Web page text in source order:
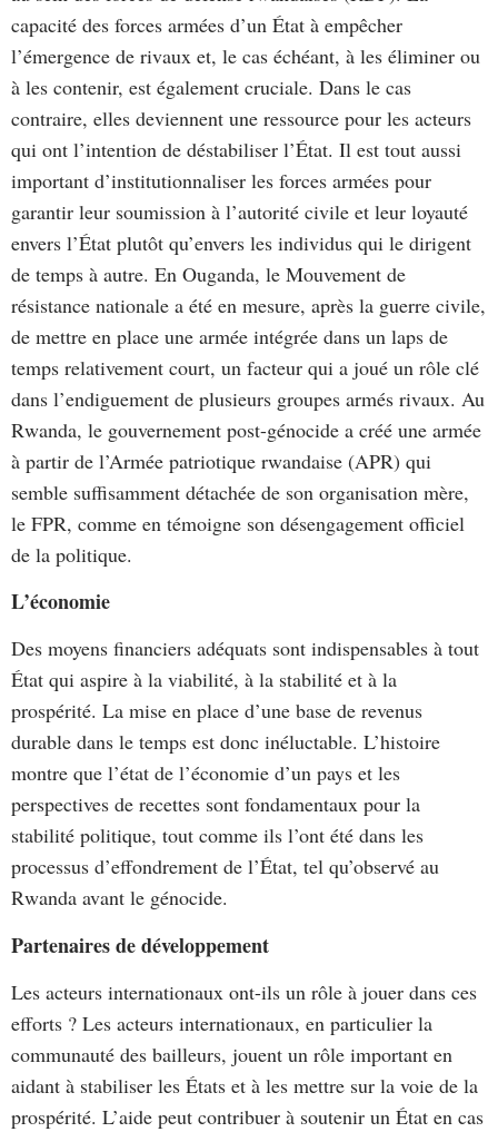
capacité des forces armées d’un État à empêcher
l’émergence de rivaux et, le cas échéant, à les éliminer ou
à les contenir, est également cruciale. Dans le cas
contraire, elles deviennent une ressource pour les acteurs
qui ont l’intention de déstabiliser l’État. Il est tout aussi
important d’institutionnaliser les forces armées pour
garantir leur soumission à l’autorité civile et leur loyauté
envers l’État plutôt qu’envers les individus qui le dirigent
de temps à autre. En Ouganda, le Mouvement de
résistance nationale a été en mesure, après la guerre civile,
de mettre en place une armée intégrée dans un laps de
temps relativement court, un facteur qui a joué un rôle clé
dans l’endiguement de plusieurs groupes armés rivaux. Au
Rwanda, le gouvernement post-génocide a créé une armée
à partir de l’Armée patriotique rwandaise (APR) qui
semble suffisamment détachée de son organisation mère,
le FPR, comme en témoigne son désengagement officiel
de la politique.
L’économie
Des moyens financiers adéquats sont indispensables à tout
État qui aspire à la viabilité, à la stabilité et à la
prospérité. La mise en place d’une base de revenus
durable dans le temps est donc inéluctable. L’histoire
montre que l’état de l’économie d’un pays et les
perspectives de recettes sont fondamentaux pour la
stabilité politique, tout comme ils l’ont été dans les
processus d’effondrement de l’État, tel qu’observé au
Rwanda avant le génocide.
Partenaires de développement
Les acteurs internationaux ont-ils un rôle à jouer dans ces
efforts ? Les acteurs internationaux, en particulier la
communauté des bailleurs, jouent un rôle important en
aidant à stabiliser les États et à les mettre sur la voie de la
prospérité. L’aide peut contribuer à soutenir un État en cas